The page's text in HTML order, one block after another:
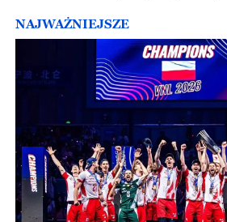
NAJWAŻNIEJSZE